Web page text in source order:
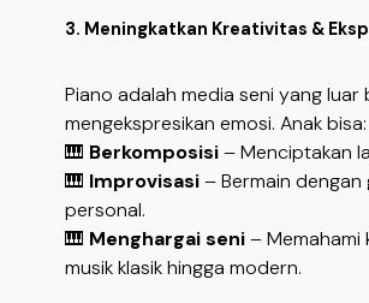
3. Meningkatkan Kreativitas &
Piano adalah media seni yang luar
mengekspresikan emosi. Anak bisa:
🎹 Berkomposisi– Menciptakan
🎹 Improvisasi– Bermain dengan
personal.
🎹 Menghargai seni– Memahami
musik klasik hingga modern.